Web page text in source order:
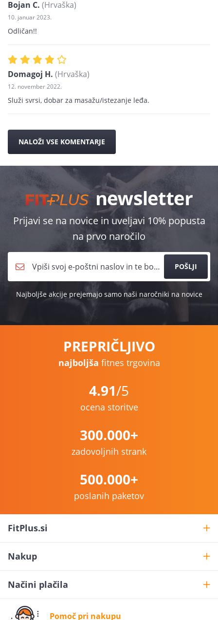
Bojan C. (Hrvaška)
10. januar 2023.
Odličan!!
Domagoj H. (Hrvaška)
12. november 2022.
Služi svrsi, dobar za masažu/istezanje leđa.
NALOŽI VSE KOMENTARJE
Želiš
Prijavi se na novice in uveljavi 10% popusta
na prvo naročilo
POŠLJI
Najboljše akcije prejemajo samo naši naročniki na novice
PREPRIČLJIVO
najboljša fitnes trgovina
4.91/5
ocena storitve
300.000+
zadovoljnih strank
500.000+
poslanih paketov
FitPlus.si
Nakup
Načini plačila
Pomoč pri nakupu